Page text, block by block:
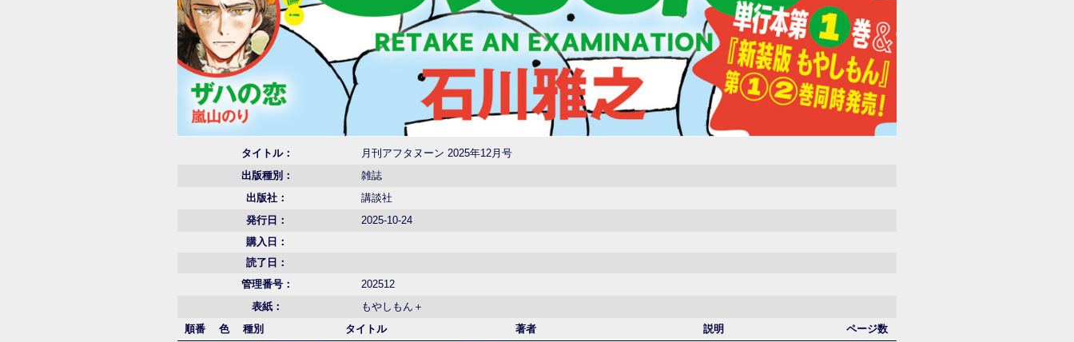
タイトル：
月刊アフタヌーン 2025年12月号
出版種別：
雑誌
出版社：
講談社
発行日：
2025-10-24
購入日：
読了日：
管理番号：
202512
表紙：
もやしもん＋
順番
色 種別 タイトル 著者 説明
ページ数